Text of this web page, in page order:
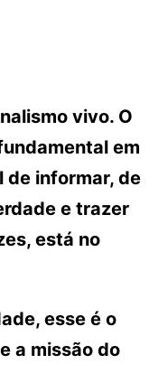
vivo. O
em
de informar, de
e trazer
está no
esse é o
a missão do